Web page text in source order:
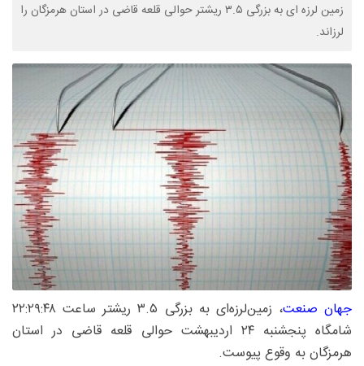
زمین لرزه ای به بزرگی ۳.۵ ریشتر حوالی قلعه قاضی در استان هرمزگان را
لرزاند.
جهان صنعت
، زمین‌لرزه‌ای به بزرگی ۳.۵ ریشتر ساعت ۲۲:۲۹:۴۸
شامگاه پنجشنبه ۲۴ اردیبهشت حوالی قلعه قاضی در استان
هرمزگان به وقوع پیوست.